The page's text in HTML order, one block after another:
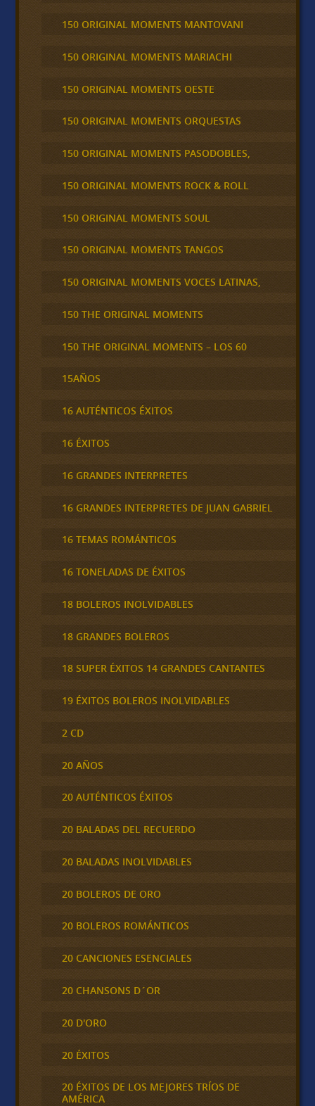
150 ORIGINAL MOMENTS MANTOVANI
150 ORIGINAL MOMENTS MARIACHI
150 ORIGINAL MOMENTS OESTE
150 ORIGINAL MOMENTS ORQUESTAS
150 ORIGINAL MOMENTS PASODOBLES,
150 ORIGINAL MOMENTS ROCK & ROLL
150 ORIGINAL MOMENTS SOUL
150 ORIGINAL MOMENTS TANGOS
150 ORIGINAL MOMENTS VOCES LATINAS,
150 THE ORIGINAL MOMENTS
150 THE ORIGINAL MOMENTS – LOS 60
15AÑOS
16 AUTÉNTICOS ÉXITOS
16 ÉXITOS
16 GRANDES INTERPRETES
16 GRANDES INTERPRETES DE JUAN GABRIEL
16 TEMAS ROMÁNTICOS
16 TONELADAS DE ÉXITOS
18 BOLEROS INOLVIDABLES
18 GRANDES BOLEROS
18 SUPER ÉXITOS 14 GRANDES CANTANTES
19 ÉXITOS BOLEROS INOLVIDABLES
2 CD
20 AÑOS
20 AUTÉNTICOS ÉXITOS
20 BALADAS DEL RECUERDO
20 BALADAS INOLVIDABLES
20 BOLEROS DE ORO
20 BOLEROS ROMÁNTICOS
20 CANCIONES ESENCIALES
20 CHANSONS D´OR
20 D'ORO
20 ÉXITOS
20 ÉXITOS DE LOS MEJORES TRÍOS DE
AMÉRICA